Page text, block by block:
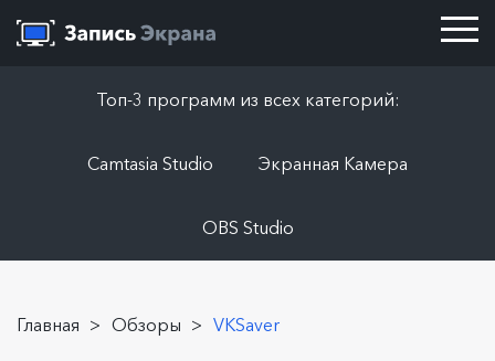
Топ-3 программ из всех категорий:
Camtasia Studio Экранная Камера
OBS Studio
Главная > Обзоры > VKSaver